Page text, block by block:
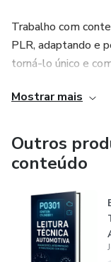
Trabalho com
PLR, adaptando e
torná-lo único e
estruturados,
Seja para educar,
transformar ideias
Mostrar mais
Outros
conteúdo